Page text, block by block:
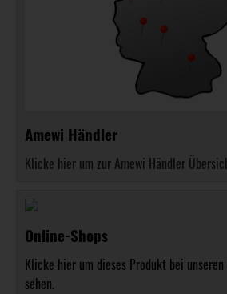
Amewi Händler
Klicke hier um zur Amewi Händler
Online-Shops
Klicke hier um dieses Produkt bei
sehen.